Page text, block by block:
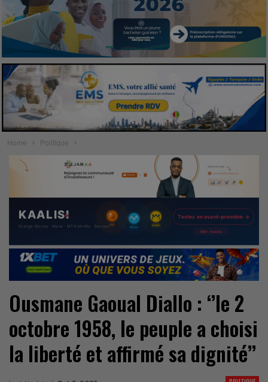
Home Politique
Ousmane Gaoual Diallo : ‘’le 2
octobre 1958, le peuple a choisi
la liberté et affirmé sa dignité’’